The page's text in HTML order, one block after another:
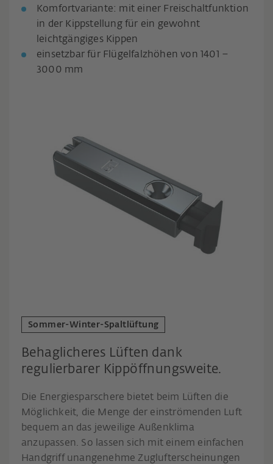
Komfortvariante: mit einer Freischaltfunktion
in der Kippstellung für ein gewohnt
leichtgängiges Kippen
einsetzbar für Flügelfalzhöhen von 1401 –
3000 mm
Sommer-Winter-Spaltlüftung
Behaglicheres Lüften dank
regulierbarer Kippöffnungsweite.
Die Energiesparschere bietet beim Lüften die
Möglichkeit, die Menge der einströmenden Luft
bequem an das jeweilige Außenklima
anzupassen. So lassen sich mit einem einfachen
Handgriff unangenehme Zuglufterscheinungen